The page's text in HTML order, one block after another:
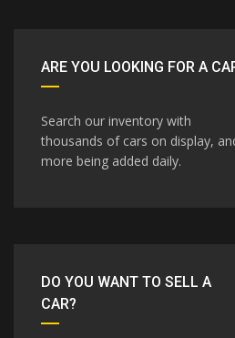
ARE YOU LOOKING FOR A
Search our inventory with
thousands of cars on display,
more being added daily.
DO YOU WANT TO SELL A
CAR?